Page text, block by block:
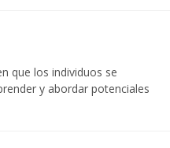
que los individuos se
y abordar potenciales